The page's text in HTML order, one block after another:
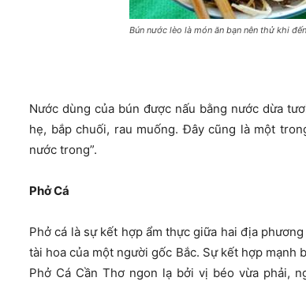
Bún nước lèo là món ăn bạn nên thử khi
Nước dùng của bún được nấu bằng nước dừa
hẹ, bắp chuối, rau muống. Đây cũng là một
nước trong”.
Phở Cá
Phở cá là sự kết hợp ẩm thực giữa hai địa
tài hoa của một người gốc Bắc. Sự kết hợp mạnh
Phở Cá Cần Thơ ngon lạ bởi vị béo vừa phải,